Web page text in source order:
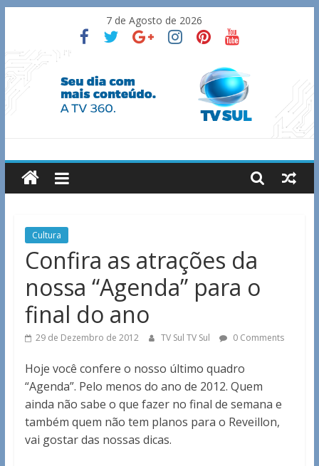
content
7 de Agosto de 2026
TV
Sul
Notícias
Guaxupé
região.
Cultura
Confira as atrações da
nossa “Agenda” para o
final do ano
29 de Dezembro de 2012 TV Sul TV Sul 0 Comments
Hoje você confere o nosso último quadro
“Agenda”. Pelo menos do ano de 2012. Quem
ainda não sabe o que fazer no final de semana e
também quem não tem planos para o Reveillon,
vai gostar das nossas dicas.